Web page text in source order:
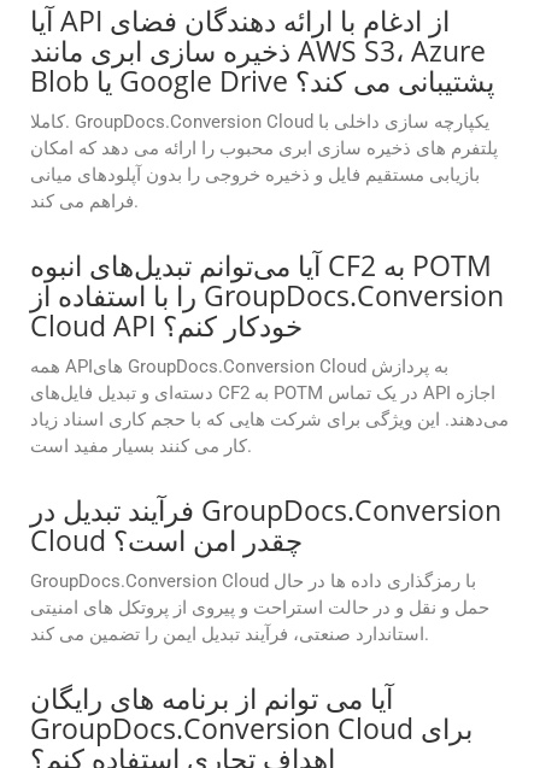
آیا API از ادغام با ارائه دهندگان فضای
ذخیره سازی ابری مانند AWS S3، Azure
Blob یا Google Drive پشتیبانی می کند؟
کاملا. GroupDocs.Conversion Cloud یکپارچه سازی داخلی با
پلتفرم های ذخیره سازی ابری محبوب را ارائه می دهد که امکان
بازیابی مستقیم فایل و ذخیره خروجی را بدون آپلودهای میانی
فراهم می کند.
آیا می‌توانم تبدیل‌های انبوه CF2 به POTM
را با استفاده از GroupDocs.Conversion
Cloud API خودکار کنم؟
همه APIهای GroupDocs.Conversion Cloud به پردازش
دسته‌ای و تبدیل فایل‌های CF2 به POTM در یک تماس API اجازه
می‌دهند. این ویژگی برای شرکت هایی که با حجم کاری اسناد زیاد
کار می کنند بسیار مفید است.
فرآیند تبدیل در GroupDocs.Conversion
Cloud چقدر امن است؟
GroupDocs.Conversion Cloud با رمزگذاری داده ها در حال
حمل و نقل و در حالت استراحت و پیروی از پروتکل های امنیتی
استاندارد صنعتی، فرآیند تبدیل ایمن را تضمین می کند.
آیا می توانم از برنامه های رایگان
GroupDocs.Conversion Cloud برای
اهداف تجاری استفاده کنم؟